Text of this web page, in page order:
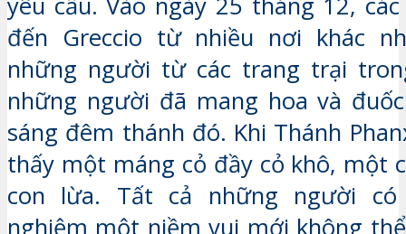
đến Greccio từ nhiều nơi khác
những người từ các trang trại
những người đã mang hoa và
sáng đêm thánh đó. Khi Thánh
thấy một máng cỏ đầy cỏ khô, một
con lừa. Tất cả những người
nghiệm một niềm vui mới không